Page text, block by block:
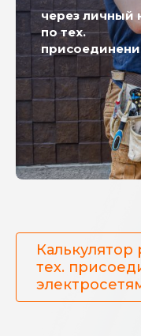
через личный
по тех.
Калькулятор
тех.